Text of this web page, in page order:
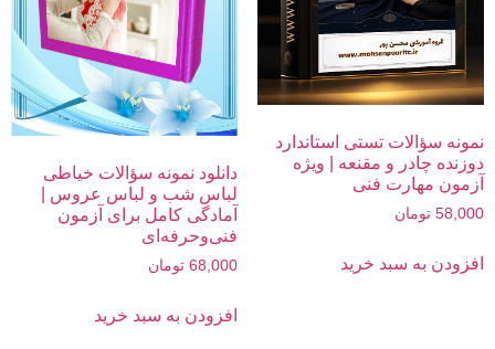
نمونه سؤالات تستی استاندارد
دوزنده چادر و مقنعه | ویژه
آزمون مهارت فنی
58,000 تومان
افزودن به سبد خرید
دانلود نمونه سؤالات خیاطی
لباس شب و لباس عروس |
آمادگی کامل برای آزمون
فنی‌وحرفه‌ای
68,000 تومان
افزودن به سبد خرید